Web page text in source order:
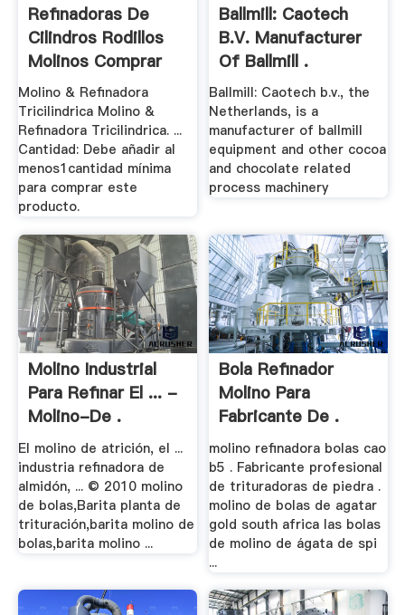
Refinadoras De
Cilindros Rodillos
Molinos Comprar
Molino & Refinadora
Tricilindrica Molino &
Refinadora Tricilindrica. ...
Cantidad: Debe añadir al
menos1cantidad mínima
para comprar este
producto.
Ballmill: Caotech
B.V. Manufacturer
Of Ballmill .
Ballmill: Caotech b.v., the
Netherlands, is a
manufacturer of ballmill
equipment and other cocoa
and chocolate related
process machinery
Molino Industrial
Para Refinar El ... -
Molino-De .
El molino de atrición, el ...
industria refinadora de
almidón, ... © 2010 molino
de bolas,Barita planta de
trituración,barita molino de
bolas,barita molino ...
Bola Refinador
Molino Para
Fabricante De .
molino refinadora bolas cao
b5 . Fabricante profesional
de trituradoras de piedra .
molino de bolas de agatar
gold south africa las bolas
de molino de ágata de spi
...